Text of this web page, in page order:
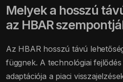
Melyek a hosszú
az HBAR
Az HBAR hosszú távú
függnek. A technológiai
adaptációja a piaci